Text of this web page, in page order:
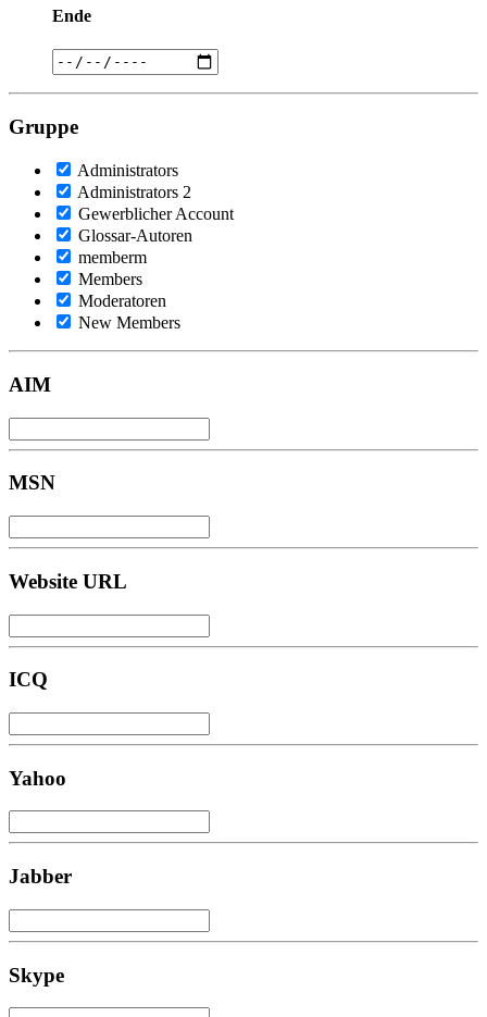
Ende
Gruppe
Administrators
Administrators 2
Gewerblicher Account
Glossar-Autoren
memberm
Members
Moderatoren
New Members
AIM
MSN
Website URL
ICQ
Yahoo
Jabber
Skype